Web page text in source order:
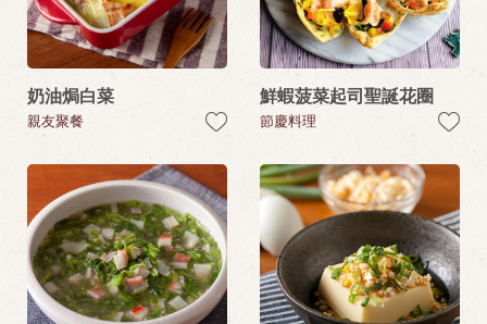
奶油焗白菜
親友聚餐
鮮蝦菠菜起司聖誕花圈
節慶料理